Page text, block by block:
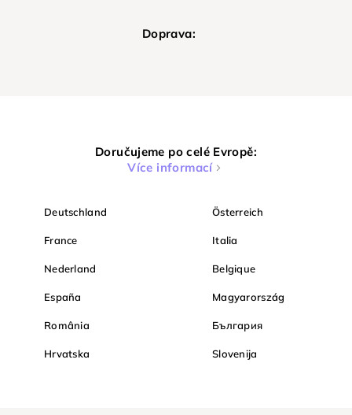
Doprava:
Doručujeme po celé Evropě:
Více informací
Deutschland Österreich
France Italia
Nederland Belgique
España Magyarország
România България
Hrvatska Slovenija